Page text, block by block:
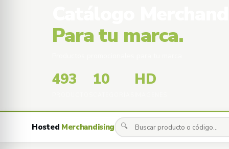
Para tu marca.
493 10 HD
Hosted Merchandising 🔍